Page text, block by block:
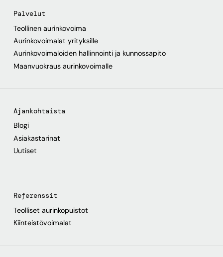
Palvelut
Teollinen aurinkovoima
Aurinkovoimalat yrityksille
Aurinkovoimaloiden hallinnointi ja kunnossapito
Maanvuokraus aurinkovoimalle
Ajankohtaista
Blogi
Asiakastarinat
Uutiset
Referenssit
Teolliset aurinkopuistot
Kiinteistövoimalat